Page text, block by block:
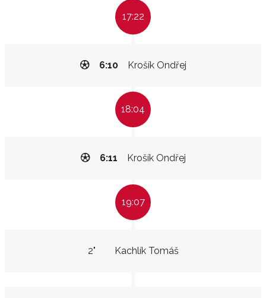
17:22
Krošík Ondřej
6:10
18:04
Krošík Ondřej
6:11
19:07
Kachlík Tomáš
2"